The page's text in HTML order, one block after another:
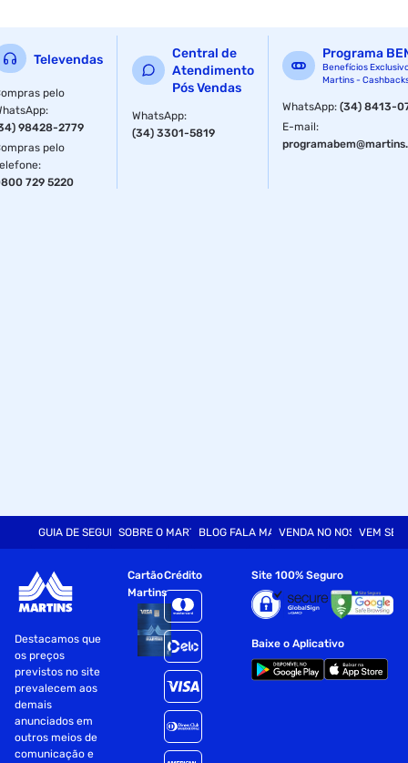
Televendas
pelo
:
98428-2779
pelo
:
729 5220
Central de
Atendimento
Pós Vendas
WhatsApp:
(34) 3301-5819
Programa
Benefícios
Martins -
WhatsApp:(34) 8413-
E-mail:
GUIA DE SEGURANÇASOBRE O MARTINSBLOG FALA MARTVENDA NO NOSSO SITE
VEM SER
Destacamos que
os preços
previstos no site
prevalecem aos
demais
anunciados em
outros meios de
comunicação e
Cartão
Martins
Crédito Site 100% Seguro
Baixe o Aplicativo